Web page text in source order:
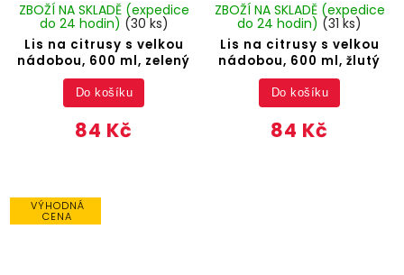
Lis na citrusy s velkou
nádobou, 600 ml, zelený
ZBOŽÍ NA SKLADĚ (expedice
do 24 hodin) (30 ks)
84 Kč
Do košíku
Lis na citrusy s velkou
nádobou, 600 ml, žlutý
ZBOŽÍ NA SKLADĚ (expedice
do 24 hodin) (31 ks)
84 Kč
Do košíku
VÝHODNÁ
CENA